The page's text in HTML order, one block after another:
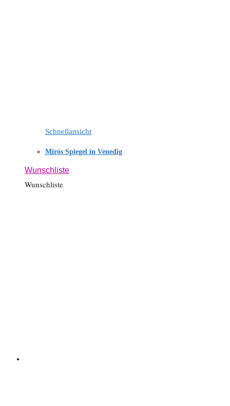
Schnellansicht
Mirós Spiegel in Venedig
Wunschliste
Wunschliste